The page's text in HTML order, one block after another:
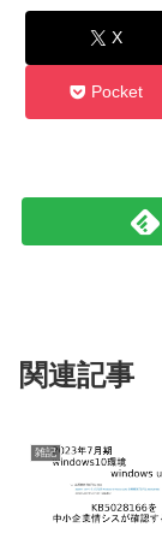
X
Pocket
関連記事
雑記